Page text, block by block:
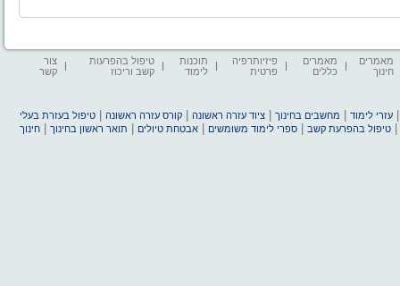
מאמרים
חינוך
מאמרים
כללים
פיזיותרפיה
פרטית
תוכנות
לימוד
טיפול בהפרעות
קשב וריכוז
צור
קשר
עזרי לימוד מחשבים בחינוך |ציוד עזרה ראשונה |קורס עזרה ראשונה |טיפול בעזרת בעלי
|טיפול בהפרעת קשב |ספרי לימוד משומשים |אבטחת טיולים תואר ראשון בחינוך |חינוך